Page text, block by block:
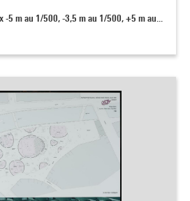
-5 m au 1/500, -3,5 m au 1/500, +5 m au...